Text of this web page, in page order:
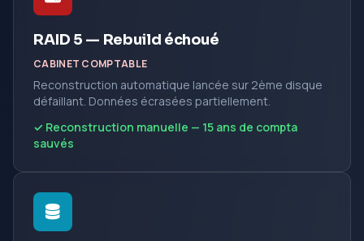
RAID 5 — Rebuild échoué
CABINET COMPTABLE
Reconstruction automatique lancée sur 2ème disque
défaillant. Données écrasées partiellement.
✓ Reconstruction manuelle — 15 ans de compta
sauvés